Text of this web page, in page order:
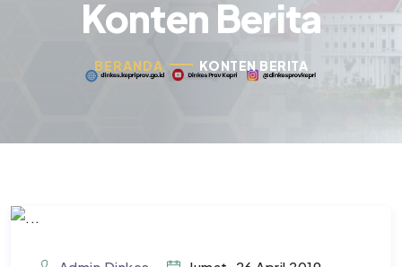
Konten Berita
BERANDA KONTEN BERITA